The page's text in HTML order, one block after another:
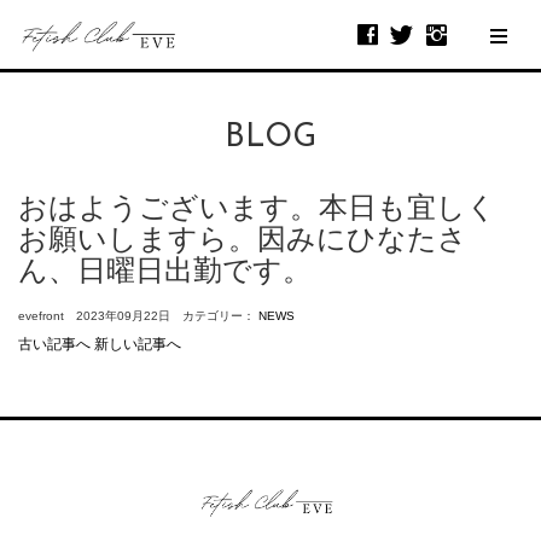
BLOG
おはようございます。本日も宜しく
お願いしますら。因みにひなたさ
ん、日曜日出勤です。
evefront 2023年09月22日 カテゴリー： NEWS
古い記事へ 新しい記事へ